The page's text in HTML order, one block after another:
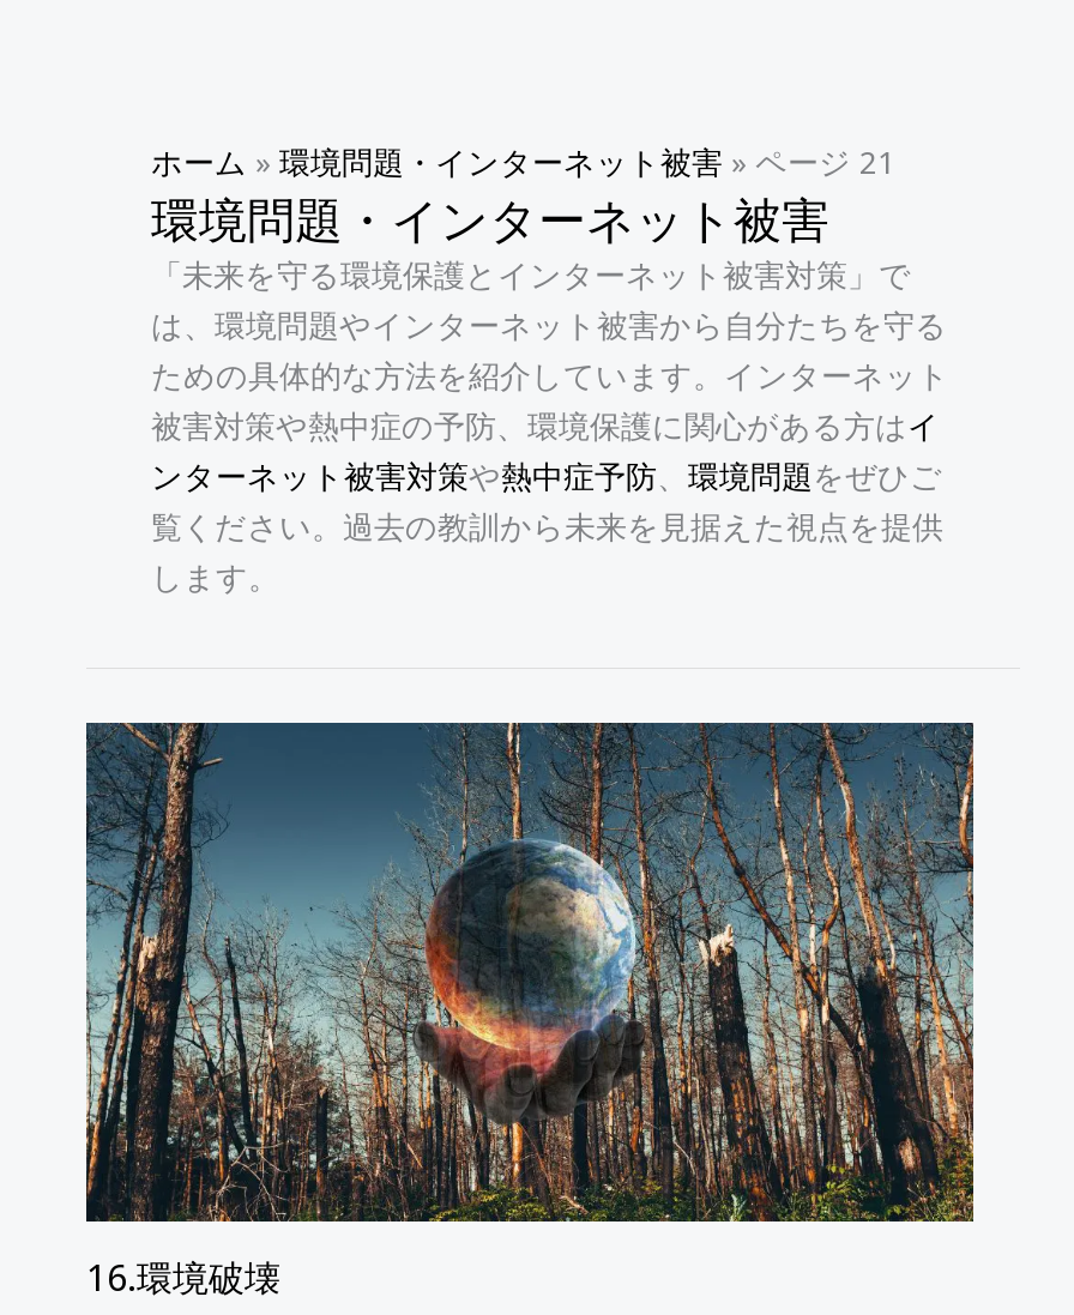
ホーム » 環境問題・インターネット被害 » ページ 21
環境問題・インターネット被害
「未来を守る環境保護とインターネット被害対策」で
は、環境問題やインターネット被害から自分たちを守る
ための具体的な方法を紹介しています。インターネット
被害対策や熱中症の予防、環境保護に関心がある方はイ
ンターネット被害対策や熱中症予防、 環境問題をぜひご
覧ください。過去の教訓から未来を見据えた視点を提供
します。
16.環境破壊
16.
環
境
破
壊